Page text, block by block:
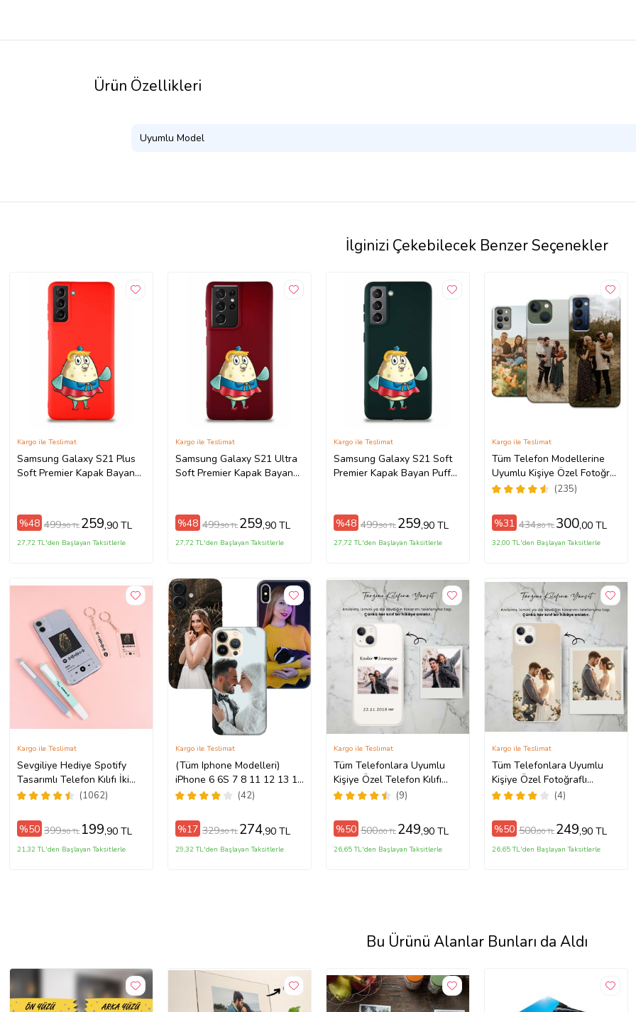
Ürün Özellikleri
Uyumlu Model
İlginizi Çekebilecek Benzer Seçenekler
Samsung Galaxy S21 Plus
Soft Premier Kapak Bayan
Kargo ile Teslimat
%48 499,90 TL 259,90 TL
27,72 TL'den Başlayan Taksitlerle
Samsung Galaxy S21 Ultra
Soft Premier Kapak Bayan
Kargo ile Teslimat
%48 499,90 TL 259,90 TL
27,72 TL'den Başlayan Taksitlerle
Samsung Galaxy S21 Soft
Premier Kapak Bayan Puff
Kargo ile Teslimat
%48 499,90 TL 259,90 TL
27,72 TL'den Başlayan Taksitlerle
Tüm Telefon Modellerine
Uyumlu Kişiye Özel Fotoğraf
Baskılı Telefon Kılıfı
(235)
Kargo ile Teslimat
%31 434,80 TL 300,00 TL
32,00 TL'den Başlayan Taksitlerle
Sevgiliye Hediye Spotify
Tasarımlı Telefon Kılıfı İki
Anahtarlık Hediyeli
(1062)
Kargo ile Teslimat
%50 399,90 TL 199,90 TL
21,32 TL'den Başlayan Taksitlerle
(Tüm Iphone Modelleri)
iPhone 6 6S 7 8 11 12 13 14
15 16 17 Pro Max Plus Mini
Fotoğraflı Kılıf
(42)
Kargo ile Teslimat
%17 329,90 TL 274,90 TL
29,32 TL'den Başlayan Taksitlerle
Tüm Telefonlara Uyumlu
Kişiye Özel Telefon Kılıfı
Tüm Modeller Açıklamada
(9)
Kargo ile Teslimat
%50 500,00 TL 249,90 TL
26,65 TL'den Başlayan Taksitlerle
Tüm Telefonlara Uyumlu
Kişiye Özel Fotoğraflı
Telefon Kılıfı Modeller
(4)
Kargo ile Teslimat
%50 500,00 TL 249,90 TL
26,65 TL'den Başlayan Taksitlerle
Bu Ürünü Alanlar Bunları da Aldı